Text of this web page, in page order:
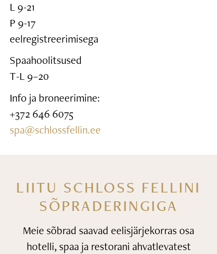
L 9-21
P 9-17
eelregistreerimisega
Spaahoolitsused
T-L 9–20
Info ja broneerimine:
+372 646 6075
spa@schlossfellin.ee
LIITU SCHLOSS FELLINI
SÕPRADERINGIGA
Meie sõbrad saavad eelisjärjekorras osa
hotelli, spaa ja restorani ahvatlevatest